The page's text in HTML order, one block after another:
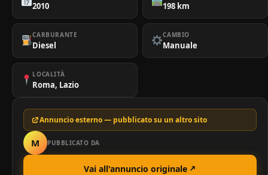
2010 198 km
CARBURANTE
Diesel
CAMBIO
Manuale
LOCALITÀ
Roma, Lazio
Annuncio esterno — pubblicato su un altro sito
M PUBBLICATO DA
Vai all'annuncio originale